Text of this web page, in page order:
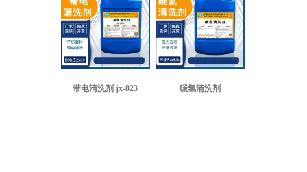
带电清洗剂 jx-823 碳氢清洗剂